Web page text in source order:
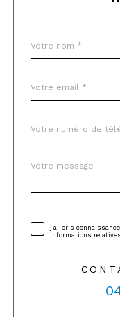
par
*
*
*
Fieldset
Message
*
j'ai pris
informations